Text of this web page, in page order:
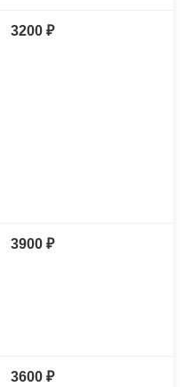
3200 ₽
3900 ₽
3600 ₽